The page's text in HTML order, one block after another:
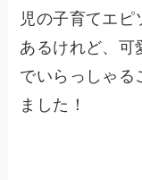
児の子育てエピ
あるけれど、可
でいらっしゃる
ました！